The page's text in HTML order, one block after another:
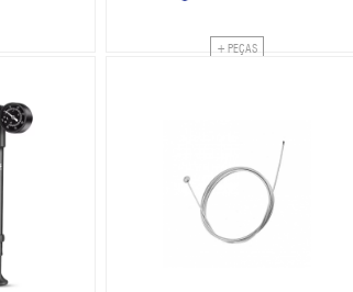
+ PEÇAS